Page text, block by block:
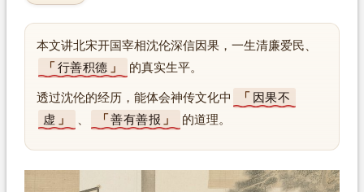
本文讲北宋开国宰相沈伦深信因果，一生清廉爱民、
行善积德
的真实生平。
透过沈伦的经历，能体会神传文化中
因果不
虚
、 善有善报 的道理。